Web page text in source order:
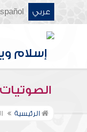
عربي
الصوتيات
الرئيسية